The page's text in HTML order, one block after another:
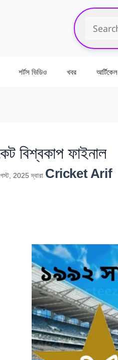
শর্টস ভিডিও খবর আর্টিকেল
বিশ্বকাপ ফাইনাল
2025দ্বারা Cricket Arif